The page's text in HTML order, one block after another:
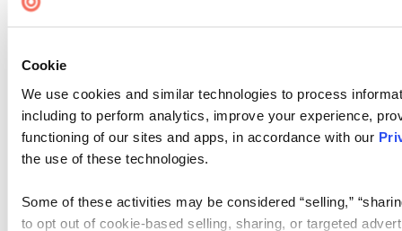
Cookie
We use cookies and similar technologies to process
including to perform analytics, improve your experience,
functioning of our sites and apps, in accordance with our
the use of these technologies.
Some of these activities may be considered “selling,”
to opt out of cookie-based selling, sharing, or targeted